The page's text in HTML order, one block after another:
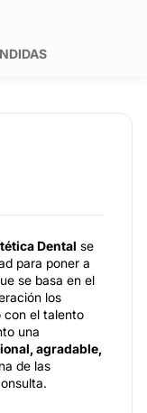
Dental se
para poner a
se basa en el
los
con el talento
una
agradable,
de las